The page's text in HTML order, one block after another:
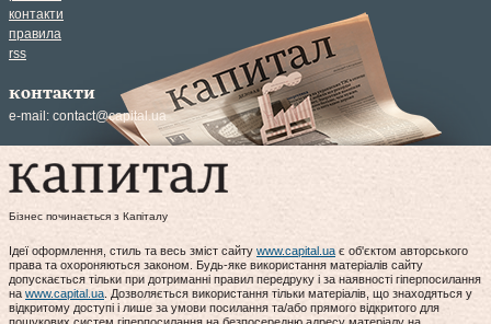
контакти
правила
rss
контакти
e-mail: contact@capital.ua
Бізнес починається з Капіталу
Ідеї оформлення, стиль та весь зміст сайту www.capital.uaє об'єктом авторського
права та охороняються законом. Будь-яке використання матеріалів сайту
допускається тільки при дотриманні правил передруку і за наявності гіперпосилання
на www.capital.ua. Дозволяється використання тільки матеріалів, що знаходяться у
відкритому доступі і лише за умови посилання та/або прямого відкритого для